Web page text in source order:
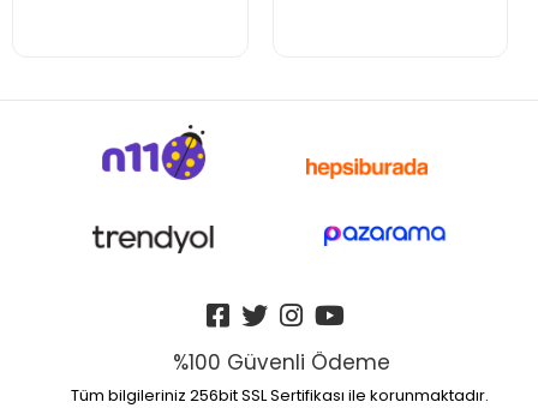
%100 Güvenli Ödeme
Tüm bilgileriniz 256bit SSL Sertifikası ile korunmaktadır.